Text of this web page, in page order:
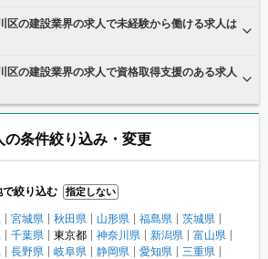
区の建設業界の求人で未経験から働ける求人は
区の建設業界の求人で資格取得支援のある求人
の条件絞り込み・変更
絞り込む 指定しない
宮城県 秋田県 山形県 福島県
茨城県
千葉県 東京都 神奈川県 新潟県
富山県
長野県 岐阜県 静岡県 愛知県
三重県